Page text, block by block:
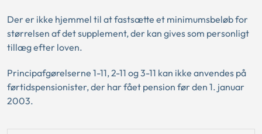
Der er ikke hjemmel til at fastsætte et minimumsbeløb for
størrelsen af det supplement, der kan gives som personligt
tillæg efter loven.
Principafgørelserne 1-11, 2-11 og 3-11 kan ikke anvendes på
førtidspensionister, der har fået pension før den 1. januar
2003.